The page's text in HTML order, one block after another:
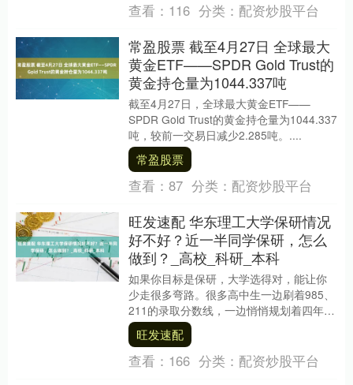
查看： 116 分类： 配资炒股平台
常盈股票 截至4月27日 全球最大
黄金ETF——SPDR Gold Trust的
黄金持仓量为1044.337吨
截至4月27日，全球最大黄金ETF——
SPDR Gold Trust的黄金持仓量为1044.337
吨，较前一交易日减少2.285吨。....
常盈股票
查看： 87 分类： 配资炒股平台
旺发速配 华东理工大学保研情况
好不好？近一半同学保研，怎么
做到？_高校_科研_本科
如果你目标是保研，大学选得对，能让你
少走很多弯路。很多高中生一边刷着985、
211的录取分数线，一边悄悄规划着四年后
的“下一场考试”——研究生推免。他们知
道，保....
旺发速配
查看： 166 分类： 配资炒股平台